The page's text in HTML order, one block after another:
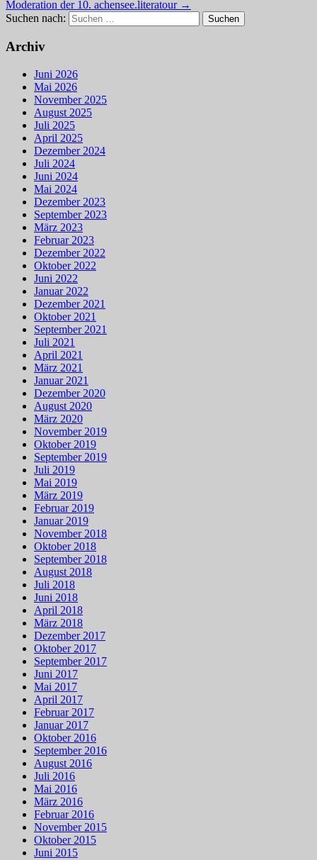
Moderation der 10. achensee.literatour →
Suchen nach:
Archiv
Juni 2026
Mai 2026
November 2025
August 2025
Juli 2025
April 2025
Dezember 2024
Juli 2024
Juni 2024
Mai 2024
Dezember 2023
September 2023
März 2023
Februar 2023
Dezember 2022
Oktober 2022
Juni 2022
Januar 2022
Dezember 2021
Oktober 2021
September 2021
Juli 2021
April 2021
März 2021
Januar 2021
Dezember 2020
August 2020
März 2020
November 2019
Oktober 2019
September 2019
Juli 2019
Mai 2019
März 2019
Februar 2019
Januar 2019
November 2018
Oktober 2018
September 2018
August 2018
Juli 2018
Juni 2018
April 2018
März 2018
Dezember 2017
Oktober 2017
September 2017
Juni 2017
Mai 2017
April 2017
Februar 2017
Januar 2017
Oktober 2016
September 2016
August 2016
Juli 2016
Mai 2016
März 2016
Februar 2016
November 2015
Oktober 2015
Juni 2015